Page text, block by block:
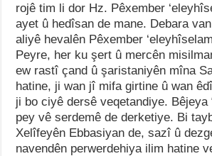
rojê tim li dor Hz. Pêxember
ayet û hedîsan de mane. Debara
aliyê hevalên Pêxember
Peyre, her ku şert û mercên
ew rastî çand û şaristaniyên mîna
hatine, ji wan jî mifa girtine û wan
ji bo ciyê dersê veqetandiye. Bêjeya
pey vê serdemê de derketiye. Bi
Xelîfeyên Ebbasiyan de, sazî û
navendên perwerdehiya ilim hatine